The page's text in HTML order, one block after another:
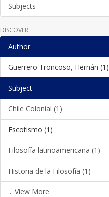
Subjects
DISCOVER
Author
Guerrero Troncoso, Hernán (1)
Subject
Chile Colonial (1)
Escotismo (1)
Filosofía latinoamericana (1)
Historia de la Filosofía (1)
... View More